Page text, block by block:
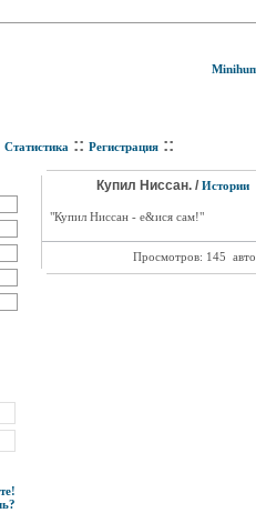
Статистика :: Регистрация ::
Купил Ниссан. / Истории
"Купил Ниссан - е&ися сам!"
Просмотров: 145